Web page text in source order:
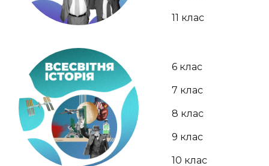
11 клас
6 клас
7 клас
8 клас
9 клас
10 клас